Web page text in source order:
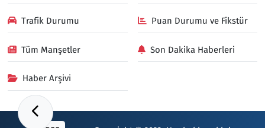
Trafik Durumu Puan Durumu ve Fikstür
Tüm Manşetler Son Dakika Haberleri
Haber Arşivi